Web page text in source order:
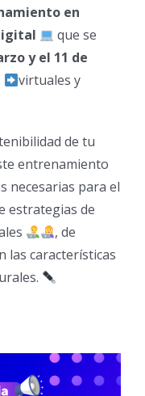
en
que se
y el 11 de
virtuales y
de tu
entrenamiento
necesarias para el
estrategias de
, de
las características